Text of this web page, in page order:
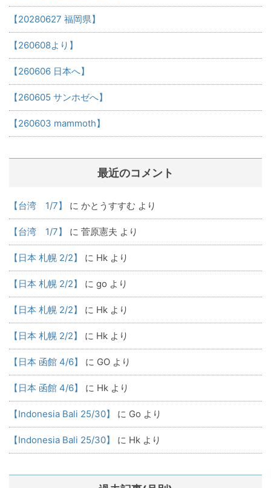
【20280627 福岡県】
【260608より】
【260606 日本へ】
【260605 サンホゼへ】
【260603 mammoth】
最近のコメント
【台湾 1/7】 に かとうすすむ より
【台湾 1/7】 に 菅原憲夫 より
【日本 札幌 2/2】 に Hk より
【日本 札幌 2/2】 に go より
【日本 札幌 2/2】 に Hk より
【日本 札幌 2/2】 に Hk より
【日本 函館 4/6】 に GO より
【日本 函館 4/6】 に Hk より
【Indonesia Bali 25/30】 に Go より
【Indonesia Bali 25/30】 に Hk より